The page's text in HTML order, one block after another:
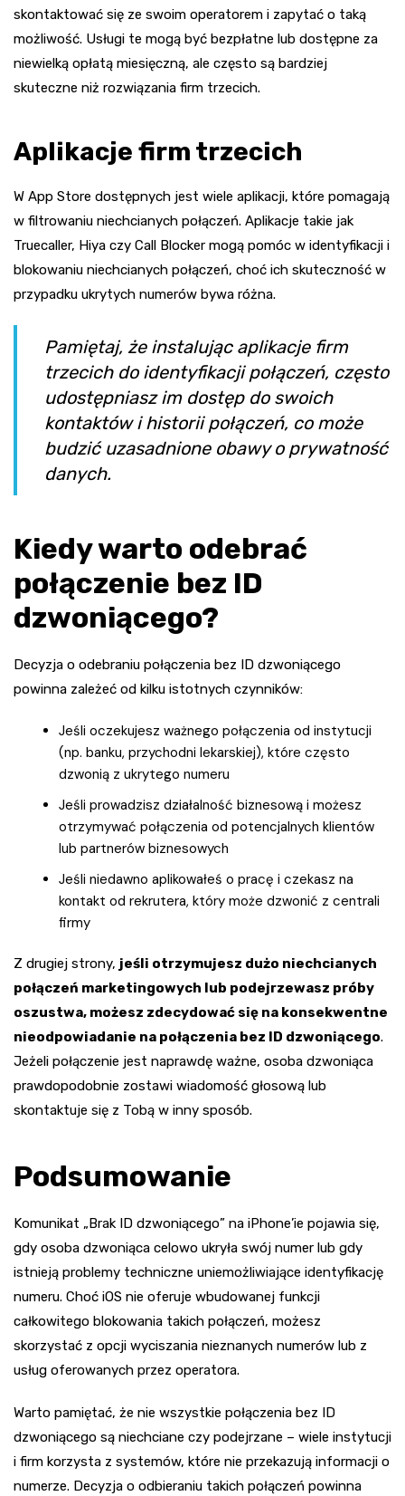
skontaktować się ze swoim operatorem i zapytać o taką
możliwość. Usługi te mogą być bezpłatne lub dostępne za
niewielką opłatą miesięczną, ale często są bardziej
skuteczne niż rozwiązania firm trzecich.
Aplikacje firm trzecich
W App Store dostępnych jest wiele aplikacji, które pomagają
w filtrowaniu niechcianych połączeń. Aplikacje takie jak
Truecaller, Hiya czy Call Blocker mogą pomóc w identyfikacji i
blokowaniu niechcianych połączeń, choć ich skuteczność w
przypadku ukrytych numerów bywa różna.
Pamiętaj, że instalując aplikacje firm
trzecich do identyfikacji połączeń, często
udostępniasz im dostęp do swoich
kontaktów i historii połączeń, co może
budzić uzasadnione obawy o prywatność
danych.
Kiedy warto odebrać
połączenie bez ID
dzwoniącego?
Decyzja o odebraniu połączenia bez ID dzwoniącego
powinna zależeć od kilku istotnych czynników:
Jeśli oczekujesz ważnego połączenia od instytucji
(np. banku, przychodni lekarskiej), które często
dzwonią z ukrytego numeru
Jeśli prowadzisz działalność biznesową i możesz
otrzymywać połączenia od potencjalnych klientów
lub partnerów biznesowych
Jeśli niedawno aplikowałeś o pracę i czekasz na
kontakt od rekrutera, który może dzwonić z centrali
firmy
Z drugiej strony, jeśli otrzymujesz dużo niechcianych
połączeń marketingowych lub podejrzewasz próby
oszustwa, możesz zdecydować się na konsekwentne
nieodpowiadanie na połączenia bez ID dzwoniącego.
Jeżeli połączenie jest naprawdę ważne, osoba dzwoniąca
prawdopodobnie zostawi wiadomość głosową lub
skontaktuje się z Tobą w inny sposób.
Podsumowanie
Komunikat „Brak ID dzwoniącego” na iPhone’ie pojawia się,
gdy osoba dzwoniąca celowo ukryła swój numer lub gdy
istnieją problemy techniczne uniemożliwiające identyfikację
numeru. Choć iOS nie oferuje wbudowanej funkcji
całkowitego blokowania takich połączeń, możesz
skorzystać z opcji wyciszania nieznanych numerów lub z
usług oferowanych przez operatora.
Warto pamiętać, że nie wszystkie połączenia bez ID
dzwoniącego są niechciane czy podejrzane – wiele instytucji
i firm korzysta z systemów, które nie przekazują informacji o
numerze. Decyzja o odbieraniu takich połączeń powinna